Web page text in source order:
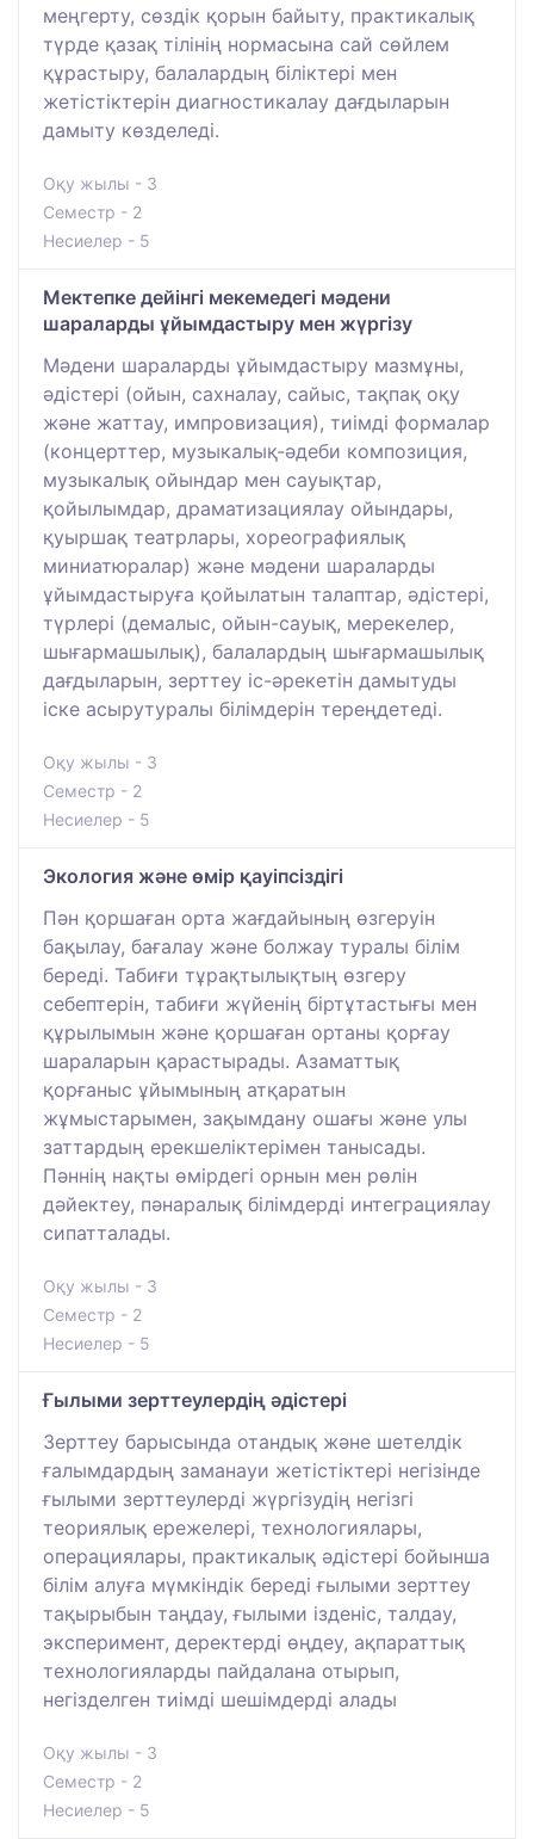
меңгерту, сөздік қорын байыту, практикалық
түрде қазақ тілінің нормасына сай сөйлем
құрастыру, балалардың біліктері мен
жетістіктерін диагностикалау дағдыларын
дамыту көзделеді.
Оқу жылы - 3
Семестр - 2
Несиелер - 5
Мектепке дейінгі мекемедегі мәдени
шараларды ұйымдастыру мен жүргізу
Мәдени шараларды ұйымдастыру мазмұны,
әдістері (ойын, сахналау, сайыс, тақпақ оқу
және жаттау, импровизация), тиімді формалар
(концерттер, музыкалық-әдеби композиция,
музыкалық ойындар мен сауықтар,
қойылымдар, драматизациялау ойындары,
қуыршақ театрлары, хореографиялық
миниатюралар) және мәдени шараларды
ұйымдастыруға қойылатын талаптар, әдістері,
түрлері (демалыс, ойын-сауық, мерекелер,
шығармашылық), балалардың шығармашылық
дағдыларын, зерттеу іс-әрекетін дамытуды
іске асырутуралы білімдерін тереңдетеді.
Оқу жылы - 3
Семестр - 2
Несиелер - 5
Экология және өмір қауіпсіздігі
Пән қоршаған орта жағдайының өзгеруін
бақылау, бағалау және болжау туралы білім
береді. Табиғи тұрақтылықтың өзгеру
себептерін, табиғи жүйенің біртұтастығы мен
құрылымын және қоршаған ортаны қорғау
шараларын қарастырады. Азаматтық
қорғаныс ұйымының атқаратын
жұмыстарымен, зақымдану ошағы және улы
заттардың ерекшеліктерімен танысады.
Пәннің нақты өмірдегі орнын мен рөлін
дәйектеу, пәнаралық білімдерді интеграциялау
сипатталады.
Оқу жылы - 3
Семестр - 2
Несиелер - 5
Ғылыми зерттеулердің әдістері
Зерттеу барысында отандық және шетелдік
ғалымдардың заманауи жетістіктері негізінде
ғылыми зерттеулерді жүргізудің негізгі
теориялық ережелері, технологиялары,
операциялары, практикалық әдістері бойынша
білім алуға мүмкіндік береді ғылыми зерттеу
тақырыбын таңдау, ғылыми ізденіс, талдау,
эксперимент, деректерді өңдеу, ақпараттық
технологияларды пайдалана отырып,
негізделген тиімді шешімдерді алады
Оқу жылы - 3
Семестр - 2
Несиелер - 5